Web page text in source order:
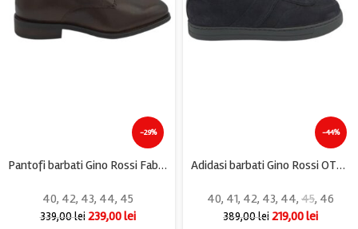
-29%
Pantofi barbati Gino Rossi Fabio , piele, maro
40, 42, 43, 44, 45
339,00lei 239,00lei
-44%
Adidasi barbati Gino Rossi OTSEGO , piele intoarsa, bleumarin
40, 41, 42, 43, 44, 45, 46
389,00lei219,00lei